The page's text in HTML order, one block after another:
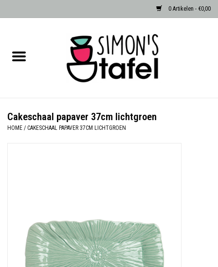
0 Artikelen - €0,00
Albast waxinehouders van Zenza
Over Simon's Tafel
Cadeaubonnen
Cakeschaal papaver 37cm lichtgroen
HOME / CAKESCHAAL PAPAVER 37CM LICHTGROEN